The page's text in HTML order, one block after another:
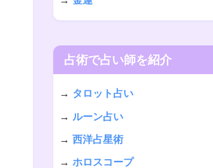
占術で占い師を紹介
→ タロット占い
→ ルーン占い
→ 西洋占星術
→ ホロスコープ